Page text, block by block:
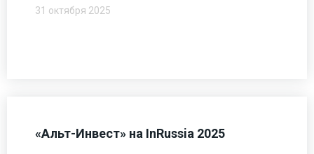
31 октября 2025
«Альт-Инвест» на InRussia 2025